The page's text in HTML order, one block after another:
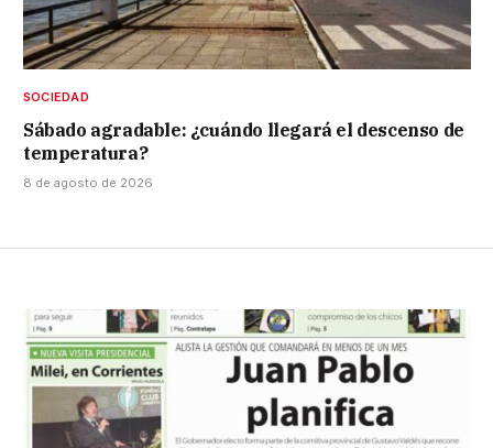
SOCIEDAD
Sábado agradable: ¿cuándo llegará el descenso de
temperatura?
8 de agosto de 2026